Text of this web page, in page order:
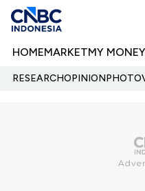
HOMEMARKETMY MONEY
RESEARCHOPINIONPHOTO